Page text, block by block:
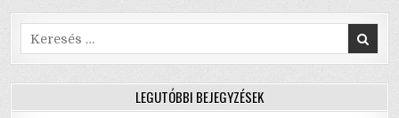
k
AVAGY:
NE
Search
for:
LEGUTÓBBI BEJEGYZÉSEK